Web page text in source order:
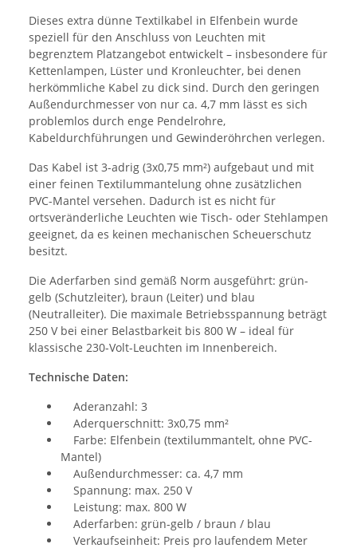
Dieses extra dünne Textilkabel in Elfenbein wurde
speziell für den Anschluss von Leuchten mit
begrenztem Platzangebot entwickelt – insbesondere für
Kettenlampen, Lüster und Kronleuchter, bei denen
herkömmliche Kabel zu dick sind. Durch den geringen
Außendurchmesser von nur ca. 4,7 mm lässt es sich
problemlos durch enge Pendelrohre,
Kabeldurchführungen und Gewinderöhrchen verlegen.
Das Kabel ist 3-adrig (3x0,75 mm²) aufgebaut und mit
einer feinen Textilummantelung ohne zusätzlichen
PVC-Mantel versehen. Dadurch ist es nicht für
ortsveränderliche Leuchten wie Tisch- oder Stehlampen
geeignet, da es keinen mechanischen Scheuerschutz
besitzt.
Die Aderfarben sind gemäß Norm ausgeführt: grün-
gelb (Schutzleiter), braun (Leiter) und blau
(Neutralleiter). Die maximale Betriebsspannung beträgt
250 V bei einer Belastbarkeit bis 800 W – ideal für
klassische 230-Volt-Leuchten im Innenbereich.
Technische Daten:
Aderanzahl: 3
Aderquerschnitt: 3x0,75 mm²
Farbe: Elfenbein (textilummantelt, ohne PVC-
Mantel)
Außendurchmesser: ca. 4,7 mm
Spannung: max. 250 V
Leistung: max. 800 W
Aderfarben: grün-gelb / braun / blau
Verkaufseinheit: Preis pro laufendem Meter